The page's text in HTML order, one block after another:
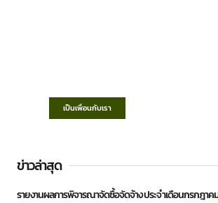
เป็นเพื่อนกับเรา
ข่าวล่าสุด
รายงานผลการพิจารณาจัดซื้อจัดจ้าง ประจำเดือนกรกฎา